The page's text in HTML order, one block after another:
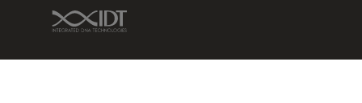
IDT Link